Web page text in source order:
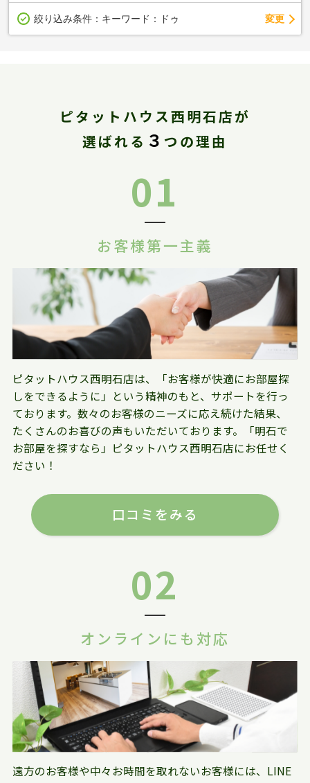
絞り込み条件： キーワード：ドゥ 変更
ピタットハウス西明石店が
選ばれる ３ つの理由
01
お客様第一主義
ピタットハウス西明石店は、「お客様が快適にお部屋探
しをできるように」という精神のもと、サポートを行っ
ております。数々のお客様のニーズに応え続けた結果、
たくさんのお喜びの声もいただいております。「明石で
お部屋を探すなら」ピタットハウス西明石店にお任せく
ださい！
口コミをみる
02
オンラインにも対応
遠方のお客様や中々お時間を取れないお客様には、LINE